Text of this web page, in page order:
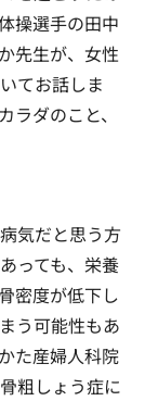
操選手の田中
先生が、女性
てお話しま
ラダのこと、
気だと思う方
っても、栄養
密度が低下し
う可能性もあ
た産婦人科院
粗しょう症に